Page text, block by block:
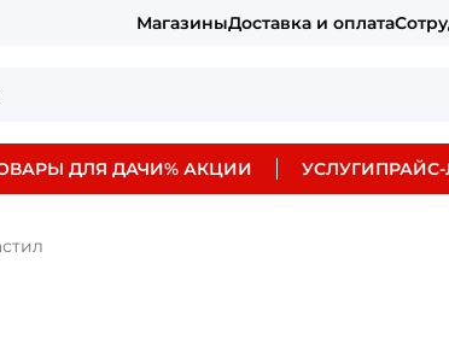
МагазиныДоставка и оплата
ДЛЯ ДАЧИ% АКЦИИ УСЛУГИ